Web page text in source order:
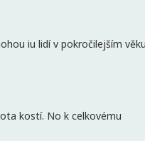
iu lidí v pokročilejším věku
kostí. No k celkovému